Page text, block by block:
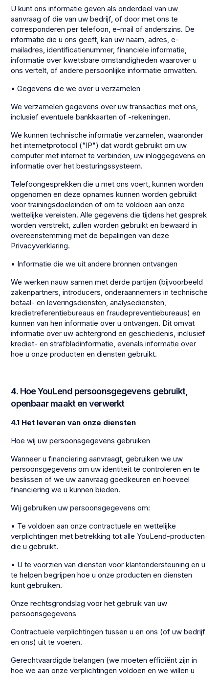
U kunt ons informatie geven als onderdeel van uw
aanvraag of die van uw bedrijf, of door met ons te
corresponderen per telefoon, e-mail of anderszins. De
informatie die u ons geeft, kan uw naam, adres, e-
mailadres, identificatienummer, financiële informatie,
informatie over kwetsbare omstandigheden waarover u
ons vertelt, of andere persoonlijke informatie omvatten.
• Gegevens die we over u verzamelen
We verzamelen gegevens over uw transacties met ons,
inclusief eventuele bankkaarten of -rekeningen.
We kunnen technische informatie verzamelen, waaronder
het internetprotocol ("IP") dat wordt gebruikt om uw
computer met internet te verbinden, uw inloggegevens en
informatie over het besturingssysteem.
Telefoongesprekken die u met ons voert, kunnen worden
opgenomen en deze opnames kunnen worden gebruikt
voor trainingsdoeleinden of om te voldoen aan onze
wettelijke vereisten. Alle gegevens die tijdens het gesprek
worden verstrekt, zullen worden gebruikt en bewaard in
overeenstemming met de bepalingen van deze
Privacyverklaring.
• Informatie die we uit andere bronnen ontvangen
We werken nauw samen met derde partijen (bijvoorbeeld
zakenpartners, introducers, onderaannemers in technische
betaal- en leveringsdiensten, analysediensten,
kredietreferentiebureaus en fraudepreventiebureaus) en
kunnen van hen informatie over u ontvangen. Dit omvat
informatie over uw achtergrond en geschiedenis, inclusief
krediet- en strafbladinformatie, evenals informatie over
hoe u onze producten en diensten gebruikt.
4. Hoe YouLend persoonsgegevens gebruikt,
openbaar maakt en verwerkt
4.1 Het leveren van onze diensten
Hoe wij uw persoonsgegevens gebruiken
Wanneer u financiering aanvraagt, gebruiken we uw
persoonsgegevens om uw identiteit te controleren en te
beslissen of we uw aanvraag goedkeuren en hoeveel
financiering we u kunnen bieden.
Wij gebruiken uw persoonsgegevens om:
• Te voldoen aan onze contractuele en wettelijke
verplichtingen met betrekking tot alle YouLend-producten
die u gebruikt.
• U te voorzien van diensten voor klantondersteuning en u
te helpen begrijpen hoe u onze producten en diensten
kunt gebruiken.
Onze rechtsgrondslag voor het gebruik van uw
persoonsgegevens
Contractuele verplichtingen tussen u en ons (of uw bedrijf
en ons) uit te voeren.
Gerechtvaardigde belangen (we moeten efficiënt zijn in
hoe we aan onze verplichtingen voldoen en we willen u